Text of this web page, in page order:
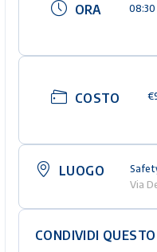
ORA 08:30
COSTO
LUOGO
Via
CONDIVIDI